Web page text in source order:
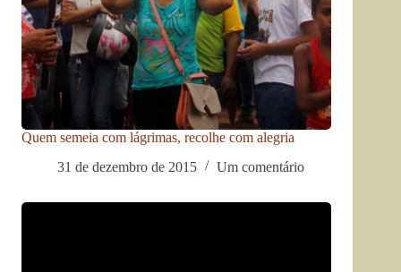
Quem semeia com lágrimas, recolhe com alegria
31 de dezembro de 2015
Um comentário